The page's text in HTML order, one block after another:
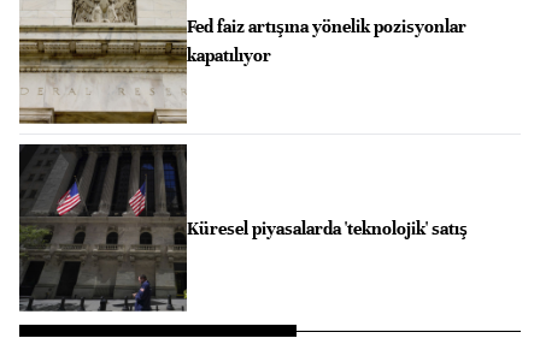
Fed faiz artışına yönelik pozisyonlar
kapatılıyor
Küresel piyasalarda 'teknolojik' satış